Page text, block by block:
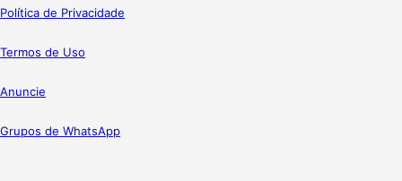
Política de Privacidade
Termos de Uso
Anuncie
Grupos de WhatsApp